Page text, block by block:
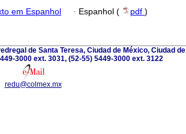
em Espanhol · Espanhol ( pdf )
de Santa Teresa, Ciudad de México, Ciudad de
3000 ext. 3031, (52-55) 5449-3000 ext. 3122
redu@colmex.mx